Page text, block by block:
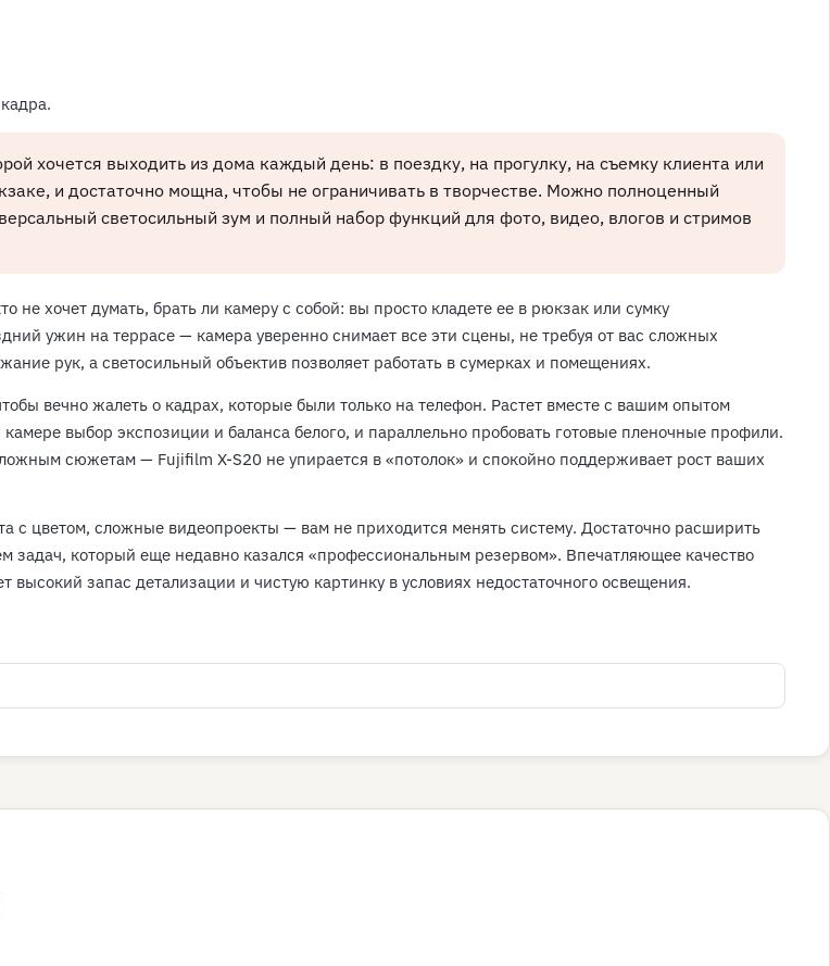
хочется выходить из дома каждый день: в поездку, на прогулку, на съемку клиента или
и достаточно мощна, чтобы не ограничивать в творчестве. Можно полноценный
светосильный зум и полный набор функций для фото, видео, влогов и стримов
хочет думать, брать ли камеру с собой: вы просто кладете ее в рюкзак или сумку
ужин на террасе — камера уверенно снимает все эти сцены, не требуя от вас сложных
рук, а светосильный объектив позволяет работать в сумерках и помещениях.
вечно жалеть о кадрах, которые были только на телефон. Растет вместе с вашим опытом
выбор экспозиции и баланса белого, и параллельно пробовать готовые пленочные профили.
сюжетам — Fujifilm X-S20 не упирается в «потолок» и спокойно поддерживает рост ваших
с цветом, сложные видеопроекты — вам не приходится менять систему. Достаточно расширить
задач, который еще недавно казался «профессиональным резервом». Впечатляющее качество
запас детализации и чистую картинку в условиях недостаточного освещения.